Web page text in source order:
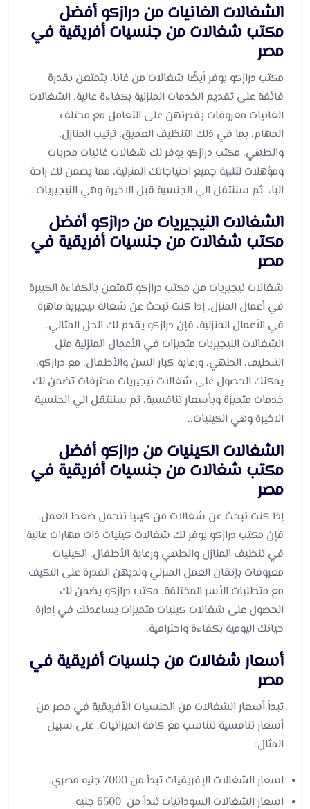
الشغالات الغانيات من درازكو أفضل
مكتب شغالات من جنسيات أفريقية في
مصر
مكتب درازكو يوفر أيضًا شغالات من غانا، يتمتعن بقدرة
فائقة على تقديم الخدمات المنزلية بكفاءة عالية. الشغالات
الغانيات معروفات بقدرتهن على التعامل مع مختلف
المهام، بما في ذلك التنظيف العميق، ترتيب المنازل،
والطهي. مكتب درازكو يوفر لك شغالات غانيات مدربات
ومؤهلات لتلبية جميع احتياجاتك المنزلية، مما يضمن لك راحة
البا، ثم سننتقل الي الجنسية قبل الاخيرة وهي النيجيريات…
الشغالات النيجيريات من درازكو أفضل
مكتب شغالات من جنسيات أفريقية في
مصر
شغالات نيجيريات من مكتب درازكو تتمتعن بالكفاءة الكبيرة
في أعمال المنزل. إذا كنت تبحث عن شغالة نيجيرية ماهرة
في الأعمال المنزلية، فإن درازكو يقدم لك الحل المثالي.
الشغالات النيجيريات متميزات في الأعمال المنزلية مثل
التنظيف، الطهي، ورعاية كبار السن والأطفال. مع درازكو،
يمكنك الحصول على شغالات نيجيريات محترفات تضمن لك
خدمات متميزة وبأسعار تنافسية، ثم سننتقل الي الجنسية
الاخيرة وهي الكينيات..
الشغالات الكينيات من درازكو أفضل
مكتب شغالات من جنسيات أفريقية في
مصر
إذا كنت تبحث عن شغالات من كينيا تتحمل ضغط العمل،
فإن مكتب درازكو يوفر لك شغالات كينيات ذات مهارات عالية
في تنظيف المنازل والطهي ورعاية الأطفال. الكينيات
معروفات بإتقان العمل المنزلي ولديهن القدرة على التكيف
مع متطلبات الأسر المختلفة. مكتب درازكو يضمن لك
الحصول على شغالات كينيات متميزات يساعدنك في إدارة
حياتك اليومية بكفاءة واحترافية.
أسعار شغالات من جنسيات أفريقية في
مصر
تبدأ أسعار الشغالات من الجنسيات الأفريقية في مصر من
أسعار تنافسية تتناسب مع كافة الميزانيات. على سبيل
المثال:
اسعار الشغالات الإفريقيات تبدأ من 7000 جنيه مصري.
اسعار الشغالات السودانيات تبدأ من 6500 جنيه